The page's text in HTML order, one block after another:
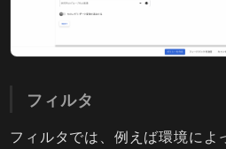
フィルタ
フィルタでは、例えば環境によ